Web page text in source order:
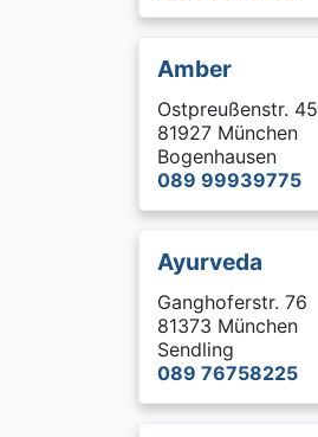
Amber
Ostpreußenstr. 45
81927 München
Bogenhausen
089 99939775
Ayurveda
Ganghoferstr. 76
81373 München
Sendling
089 76758225